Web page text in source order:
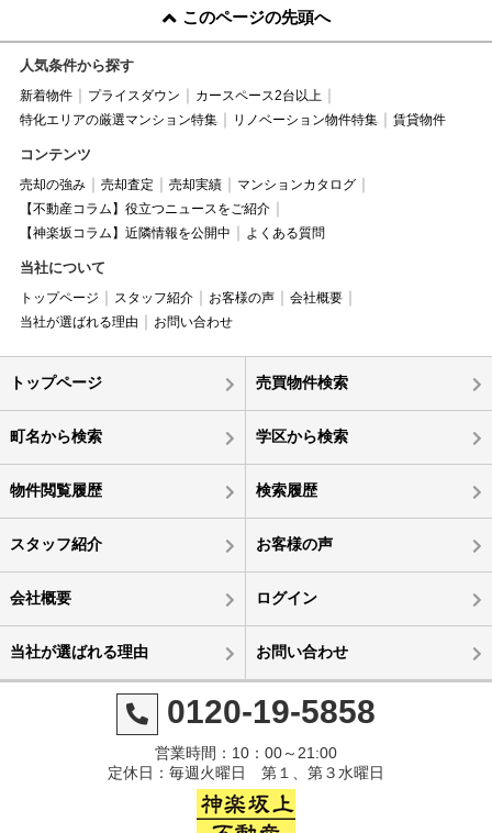
このページの先頭へ
人気条件から探す
新着物件 プライスダウン
カースペース2台以上
特化エリアの厳選マンション特集
リノベーション物件特集 賃貸物件
コンテンツ
売却の強み 売却査定 売却実績
マンションカタログ
【不動産コラム】役立つニュースをご紹介
【神楽坂コラム】近隣情報を公開中
よくある質問
当社について
トップページ スタッフ紹介 お客様の声
会社概要
当社が選ばれる理由
お問い合わせ
トップページ 売買物件検索
町名から検索 学区から検索
物件閲覧履歴 検索履歴
スタッフ紹介 お客様の声
会社概要 ログイン
当社が選ばれる理由 お問い合わせ
0120-19-5858
営業時間：10：00～21:00
定休日：毎週火曜日 第１、第３水曜日